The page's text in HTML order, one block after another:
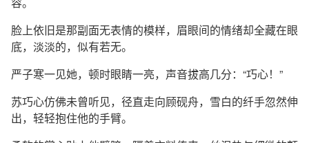
脸上依旧是那副面无表情的模样，眉眼间的情绪却全藏在眼
底，淡淡的，似有若无。
严子寒一见她，顿时眼睛一亮，声音拔高几分：“巧心！”
苏巧心仿佛未曾听见，径直走向顾砚舟，雪白的纤手忽然伸
出，轻轻抱住他的手臂。